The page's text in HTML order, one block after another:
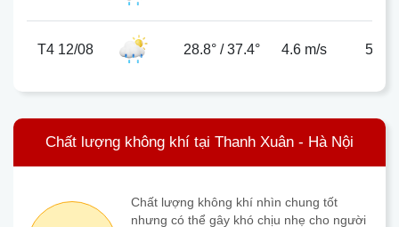
T4 12/08 28.8° /37.4° 4.6 m/s 53%
Chất lượng không khí tại Thanh Xuân - Hà Nội
Chất lượng không khí nhìn chung tốt
nhưng có thể gây khó chịu nhẹ cho người